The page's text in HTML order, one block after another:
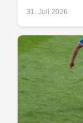
31. Juli 2026